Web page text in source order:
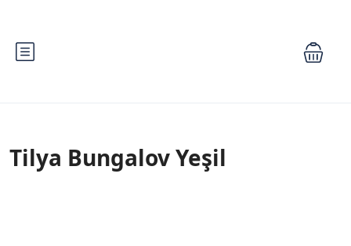
Tilya Bungalov Yeşil